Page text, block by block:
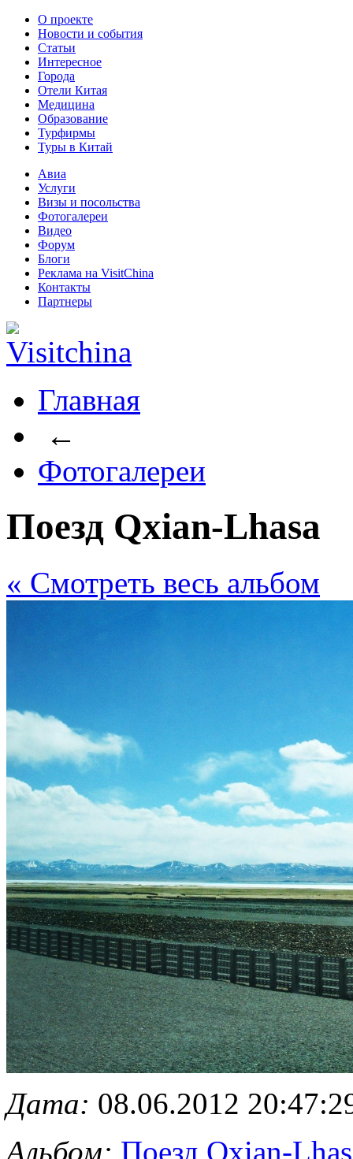
О проекте
Новости и события
Статьи
Интересное
Города
Отели Китая
Медицина
Образование
Турфирмы
Туры в Китай
Авиа
Услуги
Визы и посольства
Фотогалереи
Видео
Форум
Блоги
Реклама на VisitChina
Контакты
Партнеры
Главная
←
Фотогалереи
Поезд Qxian-Lhasa
« Cмотреть весь альбом
Дата: 08.06.2012
Альбом: Поезд Qxian-